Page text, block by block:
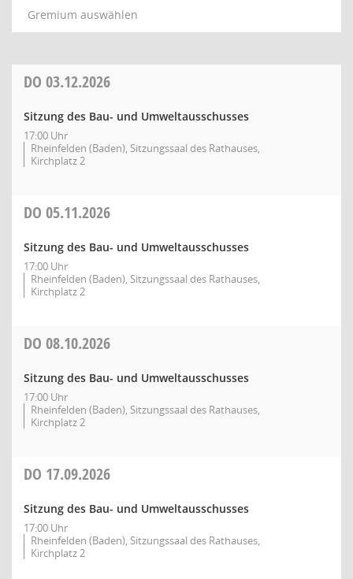
Gremium auswählen
DO 03.12.2026
Sitzung des Bau- und Umweltausschusses
17:00 Uhr
Rheinfelden (Baden), Sitzungssaal des Rathauses,
Kirchplatz 2
DO 05.11.2026
Sitzung des Bau- und Umweltausschusses
17:00 Uhr
Rheinfelden (Baden), Sitzungssaal des Rathauses,
Kirchplatz 2
DO 08.10.2026
Sitzung des Bau- und Umweltausschusses
17:00 Uhr
Rheinfelden (Baden), Sitzungssaal des Rathauses,
Kirchplatz 2
DO 17.09.2026
Sitzung des Bau- und Umweltausschusses
17:00 Uhr
Rheinfelden (Baden), Sitzungssaal des Rathauses,
Kirchplatz 2